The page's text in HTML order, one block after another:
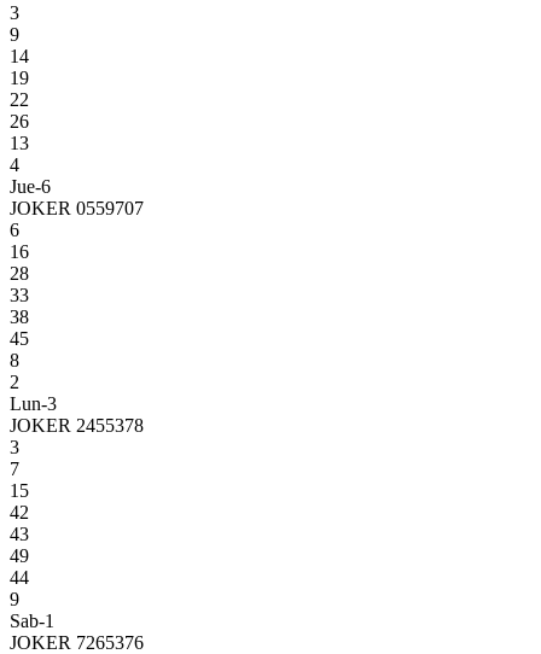
3
9
14
19
22
26
13
4
Jue-6
JOKER 0559707
6
16
28
33
38
45
8
2
Lun-3
JOKER 2455378
3
7
15
42
43
49
44
9
Sab-1
JOKER 7265376